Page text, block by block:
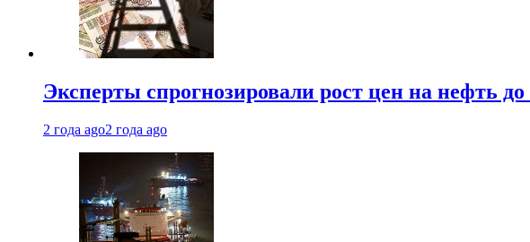
Эксперты спрогнозировали рост цен на нефть до
2 года ago2 года ago